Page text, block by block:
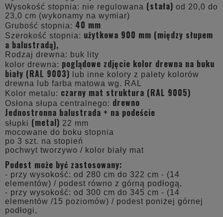
Wysokość stopnia: nie regulowana (stała) od 20,0 do
23,0 cm (wykonamy na wymiar)
Grubość stopnia: 40 mm
Szerokość stopnia: użytkowa 900 mm (między słupem
a balustradą),
Rodzaj drewna: buk lity
kolor drewna: poglądowe zdjęcie kolor drewna na buku
biały (RAL 9003)
lub inne kolory z palety kolorów
drewna lub farba matowa wg. RAL
Kolor metalu: czarny mat struktura (RAL 9005)
Osłona słupa centralnego: drewno
Jednostronna balustrada + na podeście
słupki (metal) 22 mm
mocowane do boku stopnia
po 3 szt. na stopień
pochwyt tworzywo / kolor biały mat
Podest może być zastosowany:
- przy wysokość: od 280 cm do 322 cm - (14
elementów) / podest równo z górną podłogą,
- przy wysokość: od 300 cm do 345 cm - (14
elementów /15 poziomów) / podest poniżej górnej
podłogi,